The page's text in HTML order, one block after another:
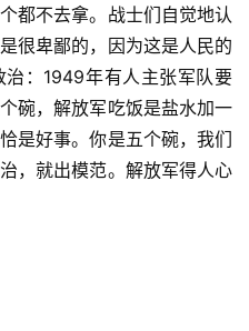
都不去拿。战士们自觉地认
很卑鄙的，因为这是人民的
：1949年有人主张军队要
碗，解放军吃饭是盐水加一
是好事。你是五个碗，我们
，就出模范。解放军得人心